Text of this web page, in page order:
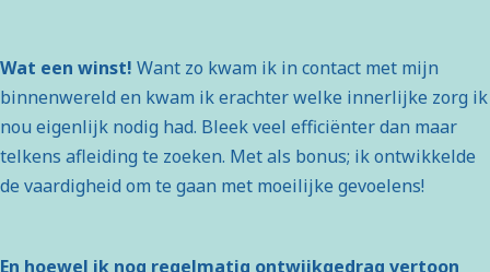
Wat een winst! Want zo kwam ik in contact met mijn
binnenwereld en kwam ik erachter welke innerlijke zorg ik
nou eigenlijk nodig had. Bleek veel efficiënter dan maar
telkens afleiding te zoeken. Met als bonus; ik ontwikkelde
de vaardigheid om te gaan met moeilijke gevoelens!
En hoewel ik nog regelmatig ontwijkgedrag vertoon